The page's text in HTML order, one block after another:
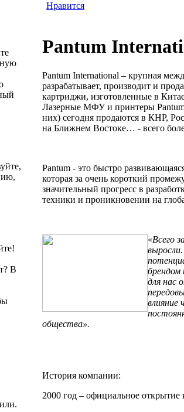
В
Нравится
Pantum
Pantum International – крупная
разрабатывает, производит и
картриджи, изготовленные в
Лазерные МФУ и принтеры
них) сегодня продаются в КНР,
на Ближнем Востоке… - всего
Pantum - это быстро
которая за очень короткий
значительный прогресс в
техники и проникновении на
«Всего
брендом
для нас
влияние
общества».
История компании:
2000 год – официальное